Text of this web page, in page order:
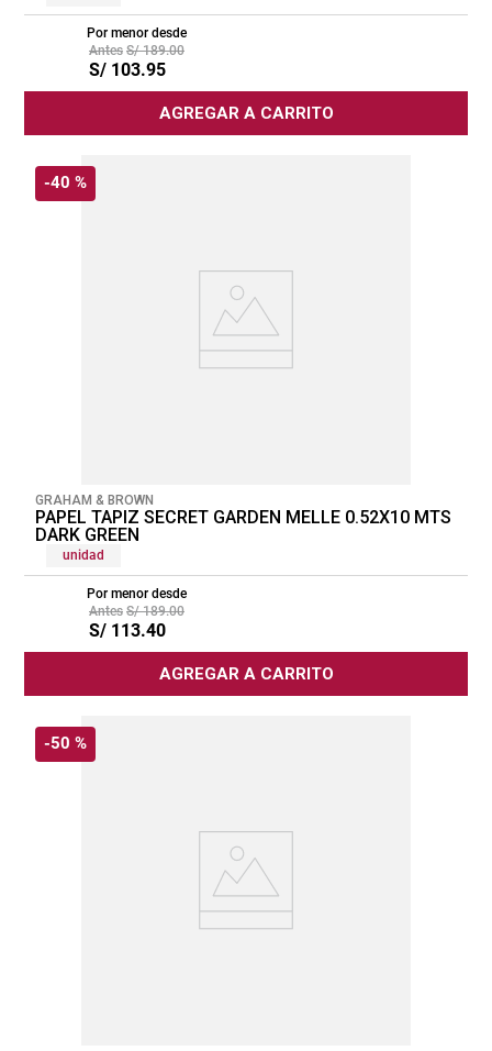
Por menor desde
S/ 189.00
S/ 103.95
AGREGAR A CARRITO
-40 %
GRAHAM & BROWN
PAPEL TAPIZ SECRET GARDEN MELLE 0.52X10 MTS
DARK GREEN
unidad
Por menor desde
S/ 189.00
S/ 113.40
AGREGAR A CARRITO
-50 %